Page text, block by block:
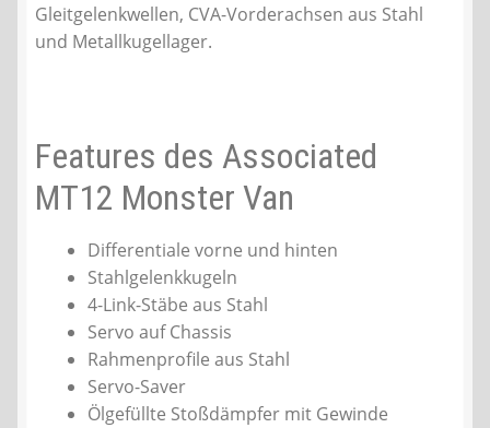
Gleitgelenkwellen, CVA-Vorderachsen aus Stahl
und Metallkugellager.
Features des Associated
MT12 Monster Van
Differentiale vorne und hinten
Stahlgelenkkugeln
4-Link-Stäbe aus Stahl
Servo auf Chassis
Rahmenprofile aus Stahl
Servo-Saver
Ölgefüllte Stoßdämpfer mit Gewinde